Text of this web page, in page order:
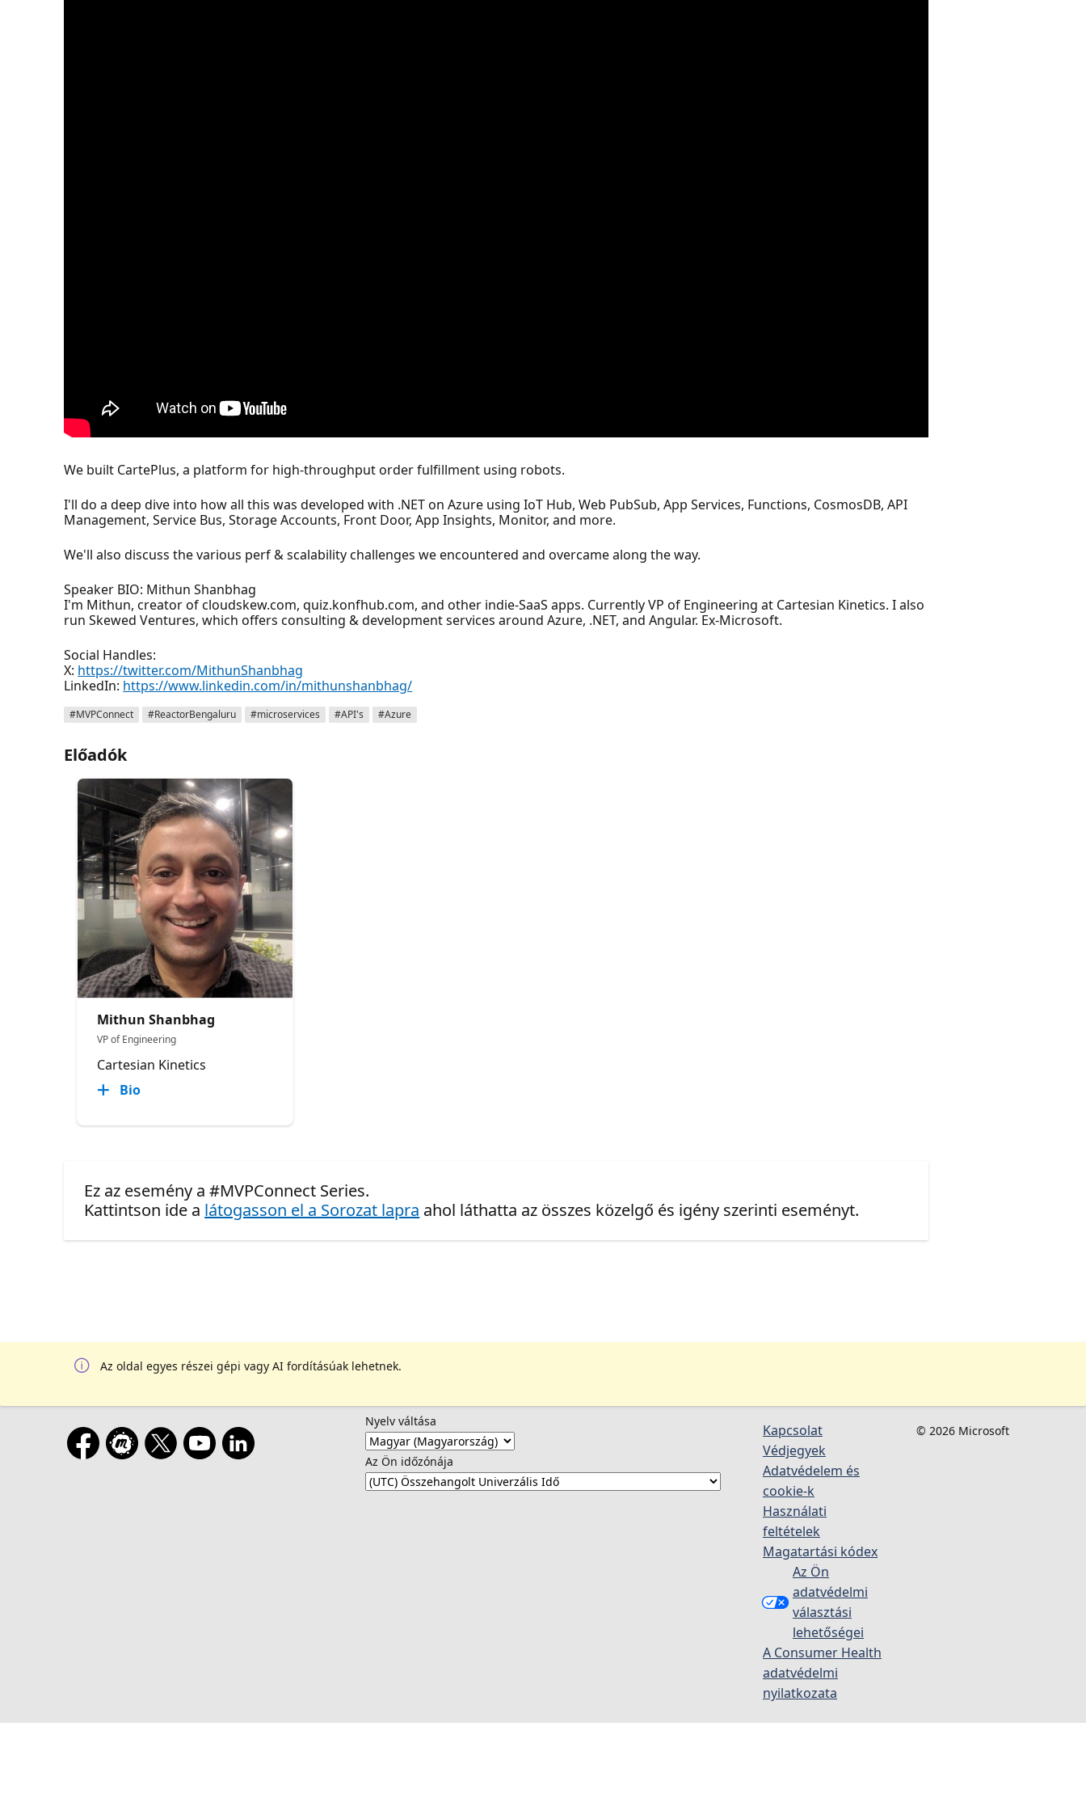
We built CartePlus, a platform for high-throughput order fulfillment using robots.
I'll do a deep dive into how all this was developed with .NET on Azure using IoT Hub, Web PubSub, App Services, Functions, CosmosDB, API
Management, Service Bus, Storage Accounts, Front Door, App Insights, Monitor, and more.
We'll also discuss the various perf & scalability challenges we encountered and overcame along the way.
Speaker BIO: Mithun Shanbhag
I'm Mithun, creator of cloudskew.com, quiz.konfhub.com, and other indie-SaaS apps. Currently VP of Engineering at Cartesian Kinetics. I also
run Skewed Ventures, which offers consulting & development services around Azure, .NET, and Angular. Ex-Microsoft.
Social Handles:
X: https://twitter.com/MithunShanbhag
LinkedIn: https://www.linkedin.com/in/mithunshanbhag/
#MVPConnect #ReactorBengaluru #microservices #API's #Azure
Előadók
Mithun Shanbhag
VP of Engineering
Cartesian Kinetics
Bio
Ez az esemény a #MVPConnect Series.
Kattintson ide a látogasson el a Sorozat lapra ahol láthatta az összes közelgő és igény szerinti eseményt.
Az oldal egyes részei gépi vagy AI fordításúak lehetnek.
Nyelv váltása
Az Ön időzónája
Kapcsolat
Védjegyek
Adatvédelem és
cookie-k
Használati
feltételek
Magatartási kódex
Az Ön
adatvédelmi
választási
lehetőségei
A Consumer Health
adatvédelmi
nyilatkozata
© 2026 Microsoft